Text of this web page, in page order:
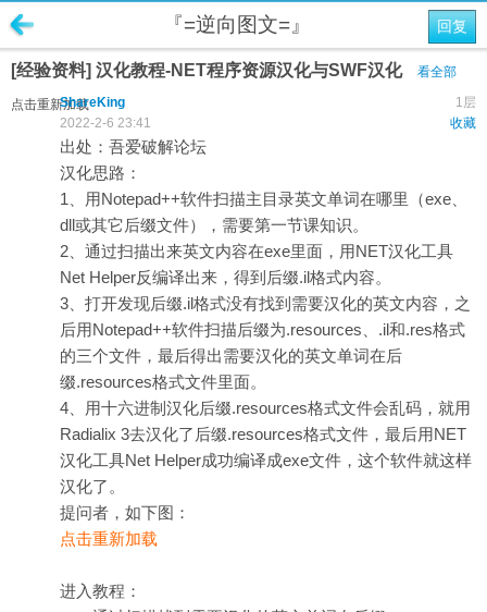
回复
『=逆向图文=』
[经验资料] 汉化教程-NET程序资源汉化与SWF汉化 看全部
点击重新加载 1层
ShareKing
收藏
2022-2-6 23:41
出处：吾爱破解论坛
汉化思路：
1、用Notepad++软件扫描主目录英文单词在哪里（exe、
dll或其它后缀文件），需要第一节课知识。
2、通过扫描出来英文内容在exe里面，用NET汉化工具
Net Helper反编译出来，得到后缀.il格式内容。
3、打开发现后缀.il格式没有找到需要汉化的英文内容，之
后用Notepad++软件扫描后缀为.resources、.il和.res格式
的三个文件，最后得出需要汉化的英文单词在后
缀.resources格式文件里面。
4、用十六进制汉化后缀.resources格式文件会乱码，就用
Radialix 3去汉化了后缀.resources格式文件，最后用NET
汉化工具Net Helper成功编译成exe文件，这个软件就这样
汉化了。
提问者，如下图：
点击重新加载
进入教程：